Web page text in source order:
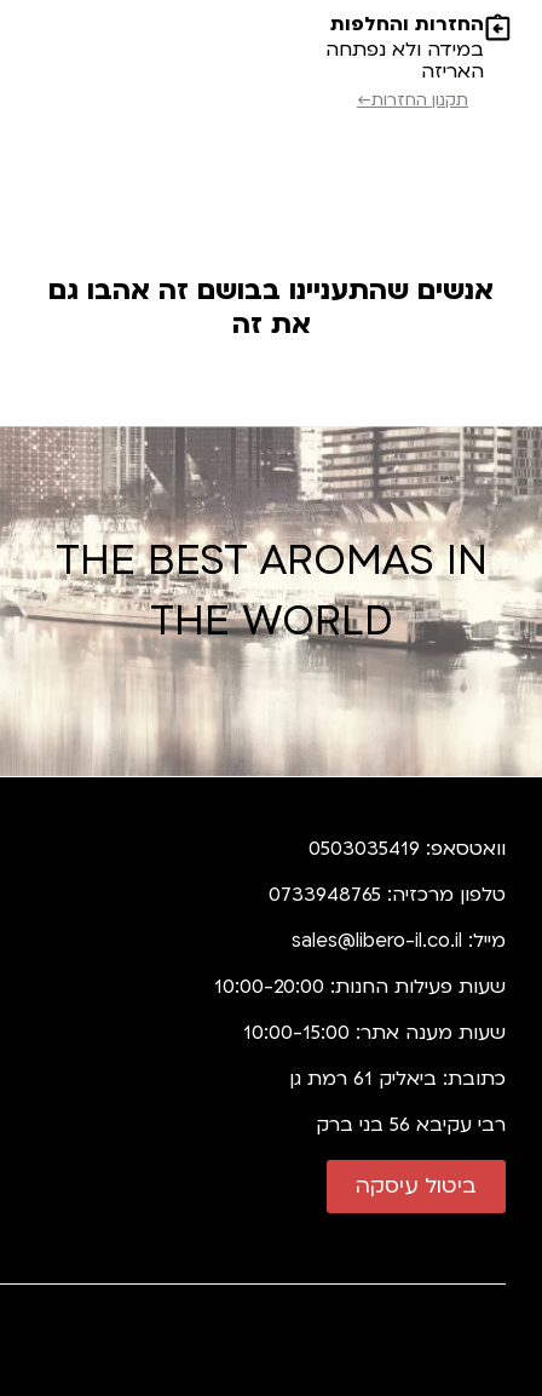
החזרות והחלפות
במידה ולא נפתחה
האריזה
תקנון החזרות←
אנשים שהתעניינו בבושם זה אהבו גם
את זה
THE BEST AROMAS IN
THE WORLD
וואטסאפ: 0503035419
טלפון מרכזיה: 0733948765
מייל: sales@libero-il.co.il
שעות פעילות החנות: 10:00-20:00
שעות מענה אתר: 10:00-15:00
כתובת: ביאליק 61 רמת גן
רבי עקיבא 56 בני ברק
ביטול עיסקה